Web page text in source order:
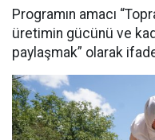
Programın amacı
üretimin gücünü ve
paylaşmak” olarak